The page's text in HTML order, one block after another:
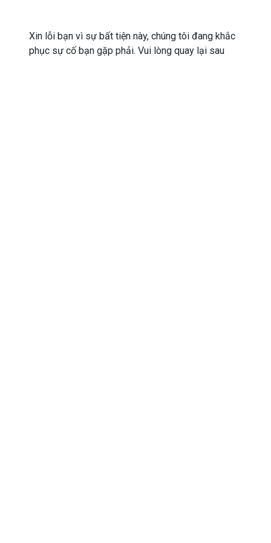
Xin lỗi bạn vì sự bất tiện này, chúng tôi đang khắc
phục sự cố bạn gặp phải. Vui lòng quay lại sau